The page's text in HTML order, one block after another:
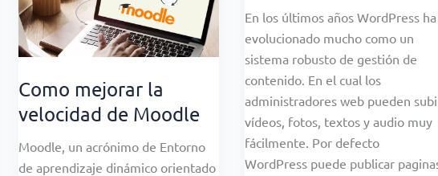
Como mejorar la
velocidad de Moodle
Moodle, un acrónimo de Entorno
de aprendizaje dinámico orientado
En los últimos años WordPress ha
evolucionado mucho como un
sistema robusto de gestión de
contenido. En el cual los
administradores web pueden
vídeos, fotos, textos y audio muy
fácilmente. Por defecto
WordPress puede publicar